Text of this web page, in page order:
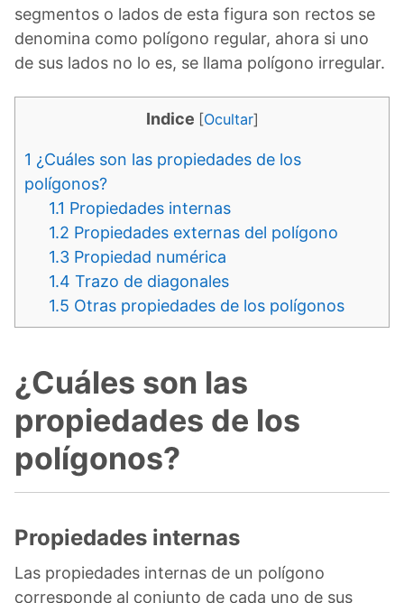
segmentos o lados de esta figura son rectos se
denomina como polígono regular, ahora si uno
de sus lados no lo es, se llama polígono irregular.
Indice [Ocultar]
1 ¿Cuáles son las propiedades de los
polígonos?
1.1 Propiedades internas
1.2 Propiedades externas del polígono
1.3 Propiedad numérica
1.4 Trazo de diagonales
1.5 Otras propiedades de los polígonos
¿Cuáles son las
propiedades de los
polígonos?
Propiedades internas
Las propiedades internas de un polígono
corresponde al conjunto de cada uno de sus